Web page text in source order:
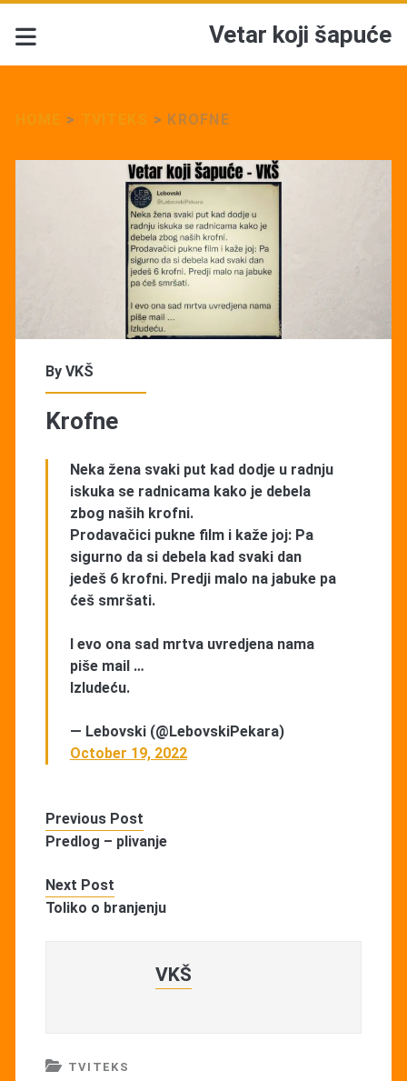
Vetar koji šapuće
> > KROFNE
By VKŠ
Krofne
Neka žena svaki put kad dodje u radnju
iskuka se radnicama kako je debela
zbog naših krofni.
Prodavačici pukne film i kaže joj: Pa
sigurno da si debela kad svaki dan
jedeš 6 krofni. Predji malo na jabuke pa
ćeš smršati.
I evo ona sad mrtva uvredjena nama
piše mail …
Izludeću.
— Lebovski (@LebovskiPekara)
October 19, 2022
Previous Post
Predlog – plivanje
Next Post
Toliko o branjenju
VKŠ
TVITEKS